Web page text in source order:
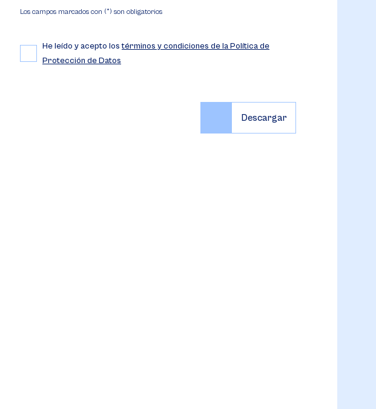
Los campos marcados con (*) son obligatorios
He leído y acepto lostérminos y condiciones de la Política de
Protección de Datos